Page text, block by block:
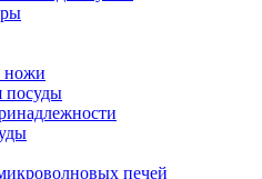
ножи
печей